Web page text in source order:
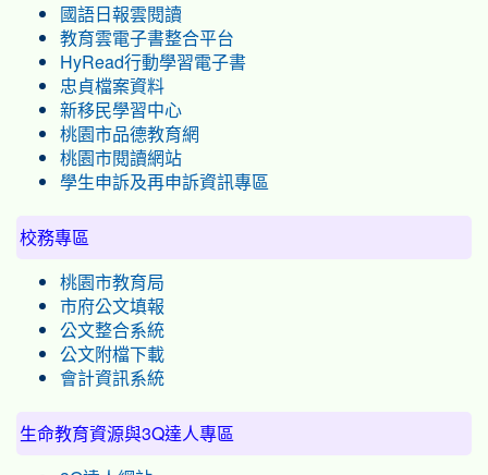
國語日報雲閱讀
教育雲電子書整合平台
HyRead行動學習電子書
忠貞檔案資料
新移民學習中心
桃園市品德教育網
桃園市閱讀網站
學生申訴及再申訴資訊專區
校務專區
桃園市教育局
市府公文填報
公文整合系統
公文附檔下載
會計資訊系統
生命教育資源與3Q達人專區